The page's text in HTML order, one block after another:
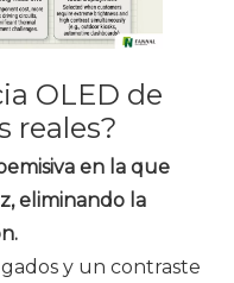
OLED de
reales?
en la que
eliminando la
y un contraste